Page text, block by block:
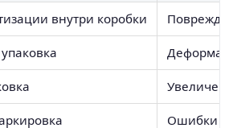
внутри коробки
Ошибки